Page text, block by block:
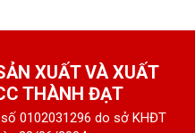
XUẤT VÀ XUẤT
THÀNH ĐẠT
0102031296 do sở KHĐT